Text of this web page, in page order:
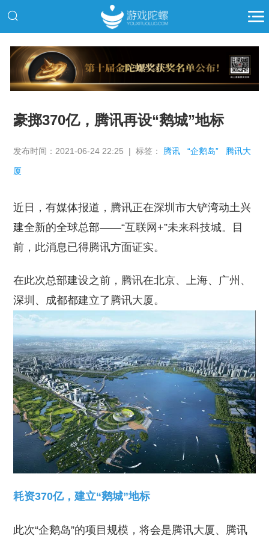
推广
豪掷370亿，腾讯再设“鹅城”地标
发布时间：2021-06-24 22:25 | 标签： 腾讯 “企鹅岛” 腾讯大
厦
近日，有媒体报道，腾讯正在深圳市大铲湾动土兴
建全新的全球总部——“互联网+”未来科技城。目
前，此消息已得腾讯方面证实。
在此次总部建设之前，腾讯在北京、上海、广州、
深圳、成都都建立了腾讯大厦。
耗资370亿，建立“鹅城”地标
此次“企鹅岛”的项目规模，将会是腾讯大厦、腾讯